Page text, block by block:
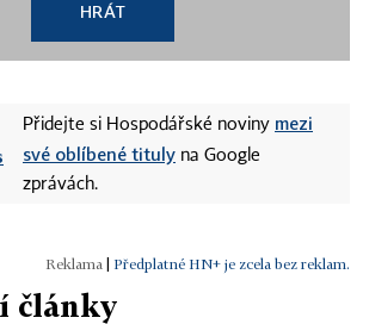
HRÁT
Přidejte si Hospodářské noviny mezi
své oblíbené tituly na Google
zprávách.
Předplatné HN+ je zcela bez reklam.
články